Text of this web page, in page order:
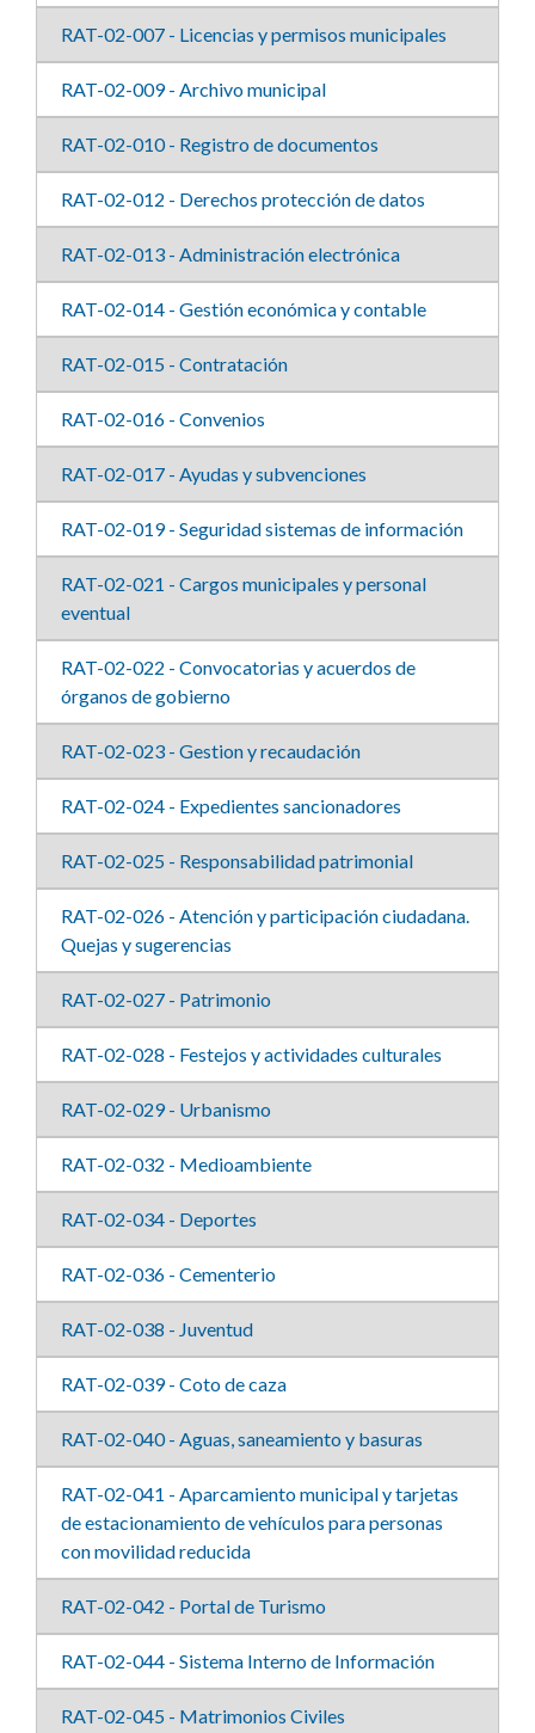
RAT-02-007 - Licencias y permisos municipales
RAT-02-009 - Archivo municipal
RAT-02-010 - Registro de documentos
RAT-02-012 - Derechos protección de datos
RAT-02-013 - Administración electrónica
RAT-02-014 - Gestión económica y contable
RAT-02-015 - Contratación
RAT-02-016 - Convenios
RAT-02-017 - Ayudas y subvenciones
RAT-02-019 - Seguridad sistemas de información
RAT-02-021 - Cargos municipales y personal
eventual
RAT-02-022 - Convocatorias y acuerdos de
órganos de gobierno
RAT-02-023 - Gestion y recaudación
RAT-02-024 - Expedientes sancionadores
RAT-02-025 - Responsabilidad patrimonial
RAT-02-026 - Atención y participación ciudadana.
Quejas y sugerencias
RAT-02-027 - Patrimonio
RAT-02-028 - Festejos y actividades culturales
RAT-02-029 - Urbanismo
RAT-02-032 - Medioambiente
RAT-02-034 - Deportes
RAT-02-036 - Cementerio
RAT-02-038 - Juventud
RAT-02-039 - Coto de caza
RAT-02-040 - Aguas, saneamiento y basuras
RAT-02-041 - Aparcamiento municipal y tarjetas
de estacionamiento de vehículos para personas
con movilidad reducida
RAT-02-042 - Portal de Turismo
RAT-02-044 - Sistema Interno de Información
RAT-02-045 - Matrimonios Civiles